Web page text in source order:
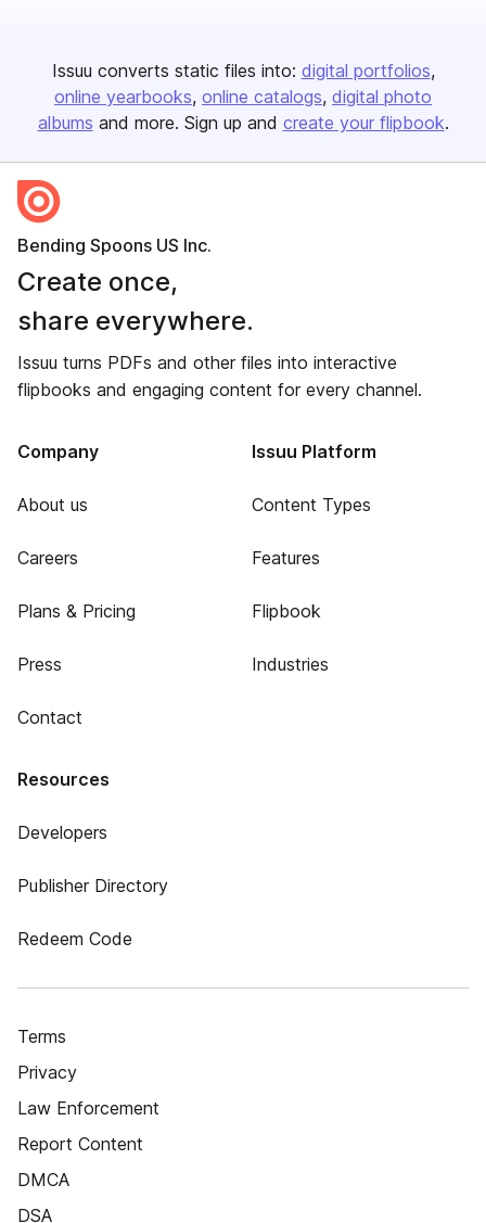
Issuu converts static files into: digital portfolios
online yearbooks online catalogs digital photo
albums and more. Sign up and create your flipbook.
Bending Spoons US Inc.
Create once,
share everywhere.
Issuu turns PDFs and other files into interactive
flipbooks and engaging content for every channel.
Company
About us
Careers
Plans & Pricing
Press
Contact
Issuu Platform
Content Types
Features
Flipbook
Industries
Resources
Developers
Publisher Directory
Redeem Code
Terms
Privacy
Law Enforcement
Report Content
DMCA
DSA